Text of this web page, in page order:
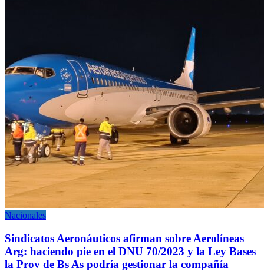
Nacionales
Sindicatos Aeronáuticos afirman sobre Aerolíneas
Arg: haciendo pie en el DNU 70/2023 y la Ley Bases
la Prov de Bs As podría gestionar la compañía